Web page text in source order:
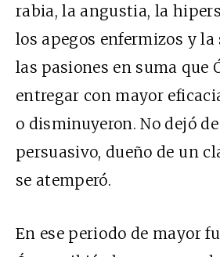
rabia, la angustia, la
los apegos enfermizos y la
las pasiones en suma que
entregar con mayor
o disminuyeron. No dejó
persuasivo, dueño de un
se atemperó.
En ese periodo de mayor